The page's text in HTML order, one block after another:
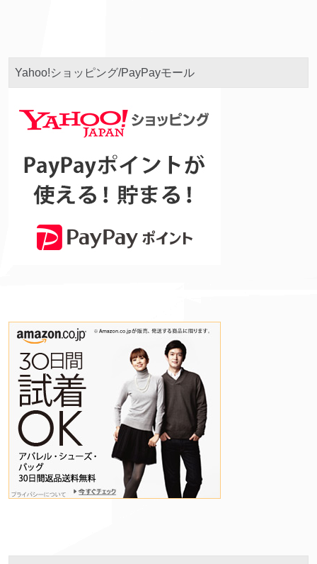
Yahoo!ショッピング/PayPayモール